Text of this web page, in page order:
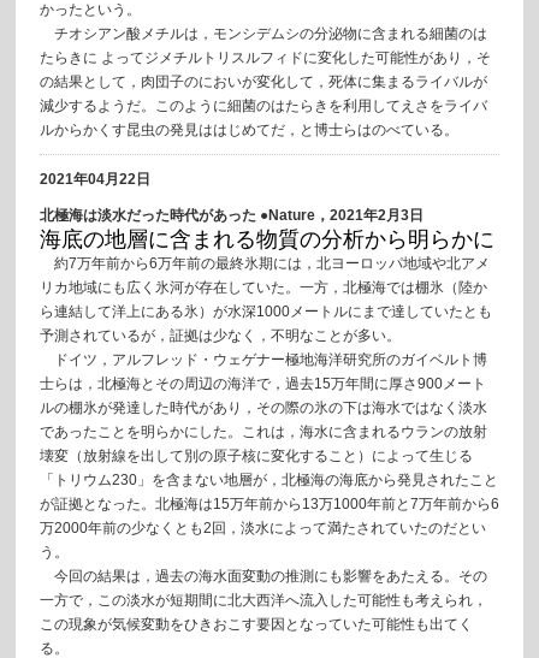
かったという。
チオシアン酸メチルは，モンシデムシの分泌物に含まれる細菌のは
たらきに よってジメチルトリスルフィドに変化した可能性があり，そ
の結果として，肉団子のにおいが変化して，死体に集まるライバルが
減少するようだ。このように細菌のはたらきを利用してえさをライバ
ルからかくす昆虫の発見ははじめてだ，と博士らはのべている。
2021年04月22日
北極海は淡水だった時代があった ●Nature，2021年2月3日
海底の地層に含まれる物質の分析から明らかに
約7万年前から6万年前の最終氷期には，北ヨーロッパ地域や北アメ
リカ地域にも広く氷河が存在していた。一方，北極海では棚氷（陸か
ら連結して洋上にある氷）が水深1000メートルにまで達していたとも
予測されているが，証拠は少なく，不明なことが多い。
ドイツ，アルフレッド・ウェゲナー極地海洋研究所のガイベルト博
士らは，北極海とその周辺の海洋で，過去15万年間に厚さ900メート
ルの棚氷が発達した時代があり，その際の氷の下は海水ではなく淡水
であったことを明らかにした。これは，海水に含まれるウランの放射
壊変（放射線を出して別の原子核に変化すること）によって生じる
「トリウム230」を含まない地層が，北極海の海底から発見されたこと
が証拠となった。北極海は15万年前から13万1000年前と7万年前から6
万2000年前の少なくとも2回，淡水によって満たされていたのだとい
う。
今回の結果は，過去の海水面変動の推測にも影響をあたえる。その
一方で，この淡水が短期間に北大西洋へ流入した可能性も考えられ，
この現象が気候変動をひきおこす要因となっていた可能性も出てく
る。